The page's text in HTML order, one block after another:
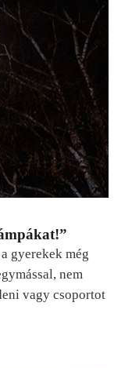
gyerekek még
nem
vagy csoportot